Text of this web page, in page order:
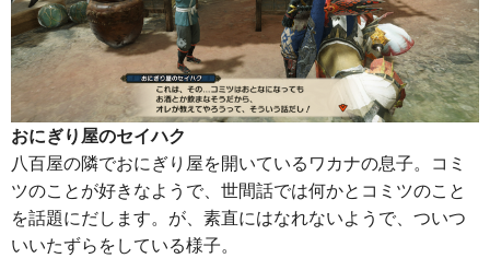
おにぎり屋のセイハク
八百屋の隣でおにぎり屋を開いているワカナの息子。コミ
ツのことが好きなようで、世間話では何かとコミツのこと
を話題にだします。が、素直にはなれないようで、ついつ
いいたずらをしている様子。